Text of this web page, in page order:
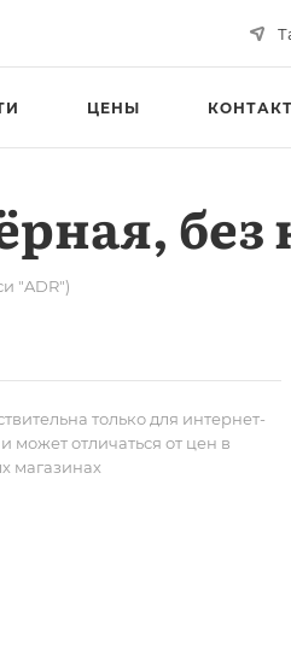
ЦЕНЫ
без
"ADR")
только для интернет-
может отличаться от цен в
магазинах